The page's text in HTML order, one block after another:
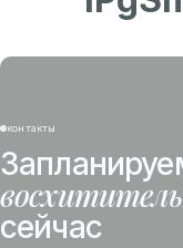
контакты
сейчас